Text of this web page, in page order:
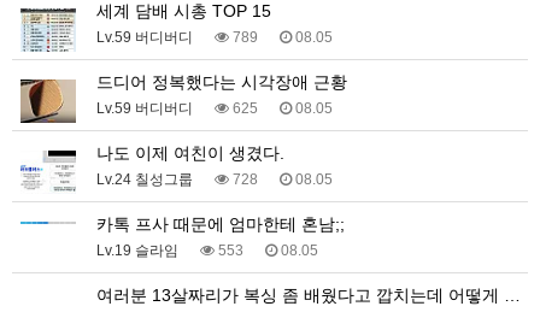
세계 담배 시총 TOP 15
Lv.59 버디버디 789 08.05
드디어 정복했다는 시각장애 근황
Lv.59 버디버디 625 08.05
나도 이제 여친이 생겼다.
Lv.24 칠성그룹 728 08.05
카톡 프사 때문에 엄마한테 혼남;;
Lv.19 슬라임 553 08.05
여러분 13살짜리가 복싱 좀 배웠다고 깝치는데 어떻게 …